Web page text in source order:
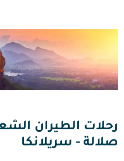
رحلات الطيران
صلالة - سريلانكا